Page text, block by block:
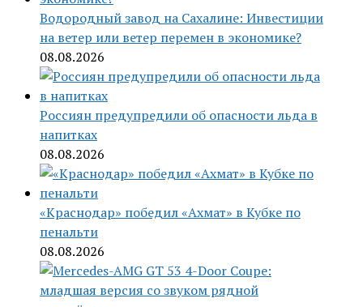
Водородный завод на Сахалине: Инвестиции
на ветер или ветер перемен в экономике?
08.08.2026
Россиян предупредили об опасности льда в
напитках
08.08.2026
«Краснодар» победил «Ахмат» в Кубке по
пенальти
08.08.2026